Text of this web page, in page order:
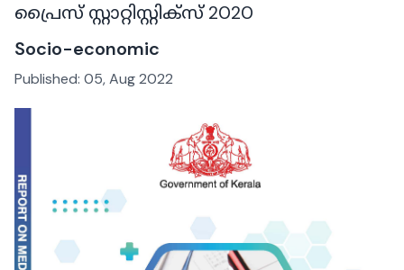
പ്രൈസ് സ്റ്റാറ്റിസ്റ്റിക്‌സ് 2020
Socio-economic
Published: 05, Aug 2022